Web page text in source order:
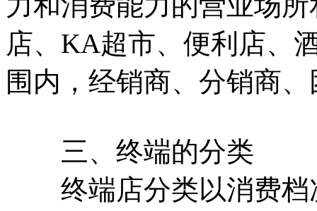
店、KA超市、便利店、
围内，经销商、分销商
三、终端的分类
终端店分类以消费档